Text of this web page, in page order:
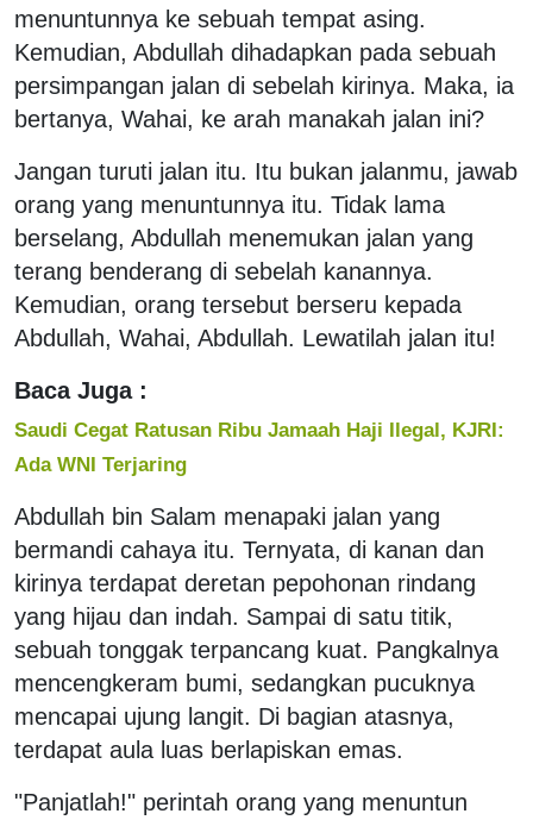
menuntunnya ke sebuah tempat asing.
Kemudian, Abdullah dihadapkan pada sebuah
persimpangan jalan di sebelah kirinya. Maka, ia
bertanya, Wahai, ke arah manakah jalan ini?
Jangan turuti jalan itu. Itu bukan jalanmu, jawab
orang yang menuntunnya itu. Tidak lama
berselang, Abdullah menemukan jalan yang
terang benderang di sebelah kanannya.
Kemudian, orang tersebut berseru kepada
Abdullah, Wahai, Abdullah. Lewatilah jalan itu!
Baca Juga :
Saudi Cegat Ratusan Ribu Jamaah Haji Ilegal, KJRI:
Ada WNI Terjaring
Abdullah bin Salam menapaki jalan yang
bermandi cahaya itu. Ternyata, di kanan dan
kirinya terdapat deretan pepohonan rindang
yang hijau dan indah. Sampai di satu titik,
sebuah tonggak terpancang kuat. Pangkalnya
mencengkeram bumi, sedangkan pucuknya
mencapai ujung langit. Di bagian atasnya,
terdapat aula luas berlapiskan emas.
"Panjatlah!" perintah orang yang menuntun